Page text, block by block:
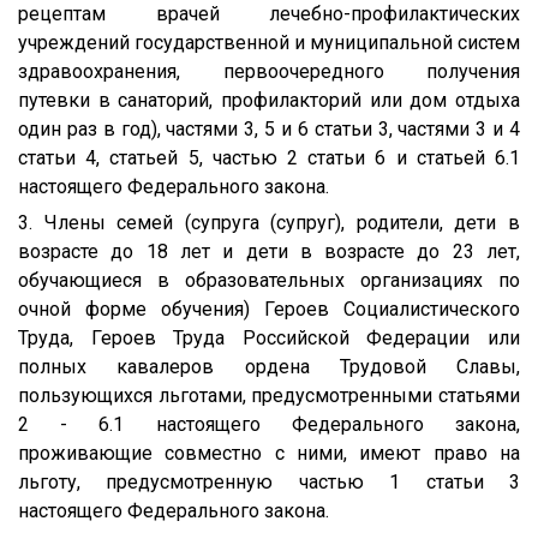
рецептам врачей лечебно-профилактических
учреждений государственной и муниципальной систем
здравоохранения, первоочередного получения
путевки в санаторий, профилакторий или дом отдыха
один раз в год), частями 3, 5 и 6 статьи 3, частями 3 и 4
статьи 4, статьей 5, частью 2 статьи 6 и статьей 6.1
настоящего Федерального закона.
3. Члены семей (супруга (супруг), родители, дети в
возрасте до 18 лет и дети в возрасте до 23 лет,
обучающиеся в образовательных организациях по
очной форме обучения) Героев Социалистического
Труда, Героев Труда Российской Федерации или
полных кавалеров ордена Трудовой Славы,
пользующихся льготами, предусмотренными статьями
2 - 6.1 настоящего Федерального закона,
проживающие совместно с ними, имеют право на
льготу, предусмотренную частью 1 статьи 3
настоящего Федерального закона.